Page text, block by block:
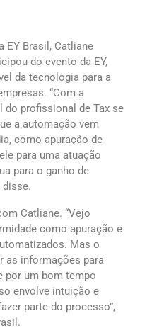
EY Brasil, Catliane
do evento da EY,
da tecnologia para a
“Com a
profissional de Tax se
a automação vem
como apuração de
para uma atuação
para o ganho de
disse.
Catliane. “Vejo
como apuração e
Mas o
as informações para
por um bom tempo
envolve intuição e
parte do processo”,